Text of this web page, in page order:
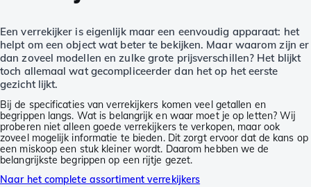
Een verrekijker is eigenlijk maar een eenvoudig apparaat: het
helpt om een object wat beter te bekijken. Maar waarom zijn er
dan zoveel modellen en zulke grote prijsverschillen? Het blijkt
toch allemaal wat gecompliceerder dan het op het eerste
gezicht lijkt.
Bij de specificaties van verrekijkers komen veel getallen en
begrippen langs. Wat is belangrijk en waar moet je op letten? Wij
proberen niet alleen goede verrekijkers te verkopen, maar ook
zoveel mogelijk informatie te bieden. Dit zorgt ervoor dat de kans op
een miskoop een stuk kleiner wordt. Daarom hebben we de
belangrijkste begrippen op een rijtje gezet.
Naar het complete assortiment verrekijkers